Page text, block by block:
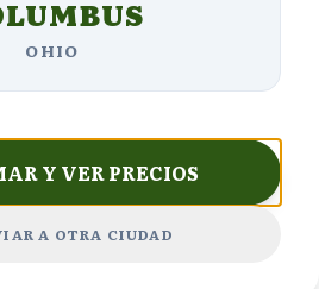
25%
OFF
$4266.67
$3200.00
ENVÍO GRATIS
Rosas rojas y blancas con
claveles rojos y rositas
OHIO
Y VER PRECIOS
A OTRA CIUDAD